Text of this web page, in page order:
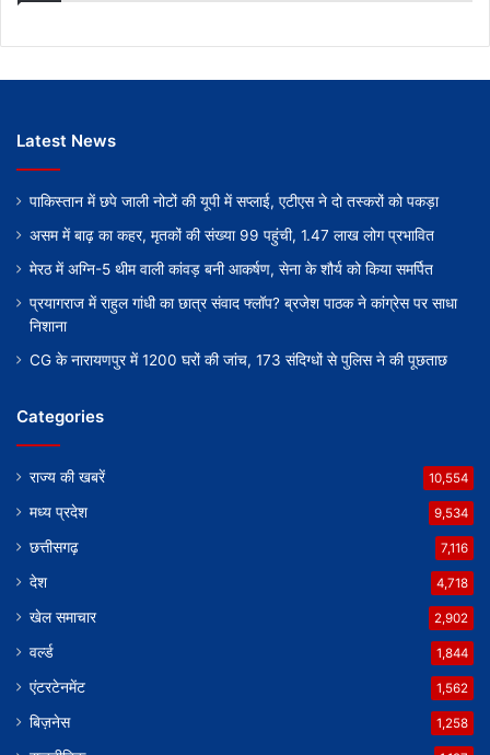
Latest News
पाकिस्तान में छपे जाली नोटों की यूपी में सप्लाई, एटीएस ने दो तस्करों को पकड़ा
असम में बाढ़ का कहर, मृतकों की संख्या 99 पहुंची, 1.47 लाख लोग प्रभावित
मेरठ में अग्नि-5 थीम वाली कांवड़ बनी आकर्षण, सेना के शौर्य को किया समर्पित
प्रयागराज में राहुल गांधी का छात्र संवाद फ्लॉप? ब्रजेश पाठक ने कांग्रेस पर साधा
निशाना
CG के नारायणपुर में 1200 घरों की जांच, 173 संदिग्धों से पुलिस ने की पूछताछ
Categories
राज्य की खबरें 10,554
मध्य प्रदेश 9,534
छत्तीसगढ़ 7,116
देश 4,718
खेल समाचार 2,902
वर्ल्ड 1,844
एंटरटेनमेंट 1,562
बिज़नेस 1,258